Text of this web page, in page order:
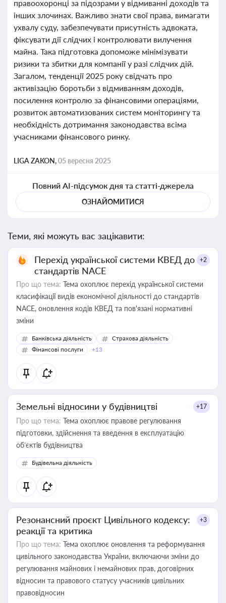
правоохоронці за підозрами у відмиванні доходів та
інших злочинах. Важливо знати свої права, вимагати
ухвалу суду, забезпечувати присутність адвоката,
фіксувати дії слідчих і контролювати вилучення
майна. Така підготовка допоможе мінімізувати
ризики та збитки для компанії у разі слідчих дій.
Загалом, тенденції 2025 року свідчать про
активізацію боротьби з відмиванням доходів,
посилення контролю за фінансовими операціями,
розвиток автоматизованих систем моніторингу та
необхідність дотримання законодавства всіма
учасниками фінансового ринку.
LIGA ZAKON,05 вересня 2025
Повний AI-підсумок дня та статті-джерела
ОЗНАЙОМИТИСЯ
Теми, які можуть вас зацікавити:
Перехід української системи КВЕД до
стандартів NACE
+2
Про що тема: Тема охоплює перехід української системи
класифікації видів економічної діяльності до стандартів
NACE, оновлення кодів КВЕД та пов'язані нормативні
зміни
Банківська діяльність
Страхова діяльність
Фінансові послуги
+13
Земельні відносини у будівництві +17
Про що тема: Тема охоплює правове регулювання
підготовки, здійснення та введення в експлуатацію
об’єктів будівництва
Будівельна діяльність
Резонансний проєкт Цивільного кодексу:
реакції та критика
+3
Про що тема: Тема охоплює оновлення та реформування
цивільного законодавства України, включаючи зміни до
регулювання майнових і немайнових прав, договірних
відносин та правового статусу учасників цивільних
правовідносин